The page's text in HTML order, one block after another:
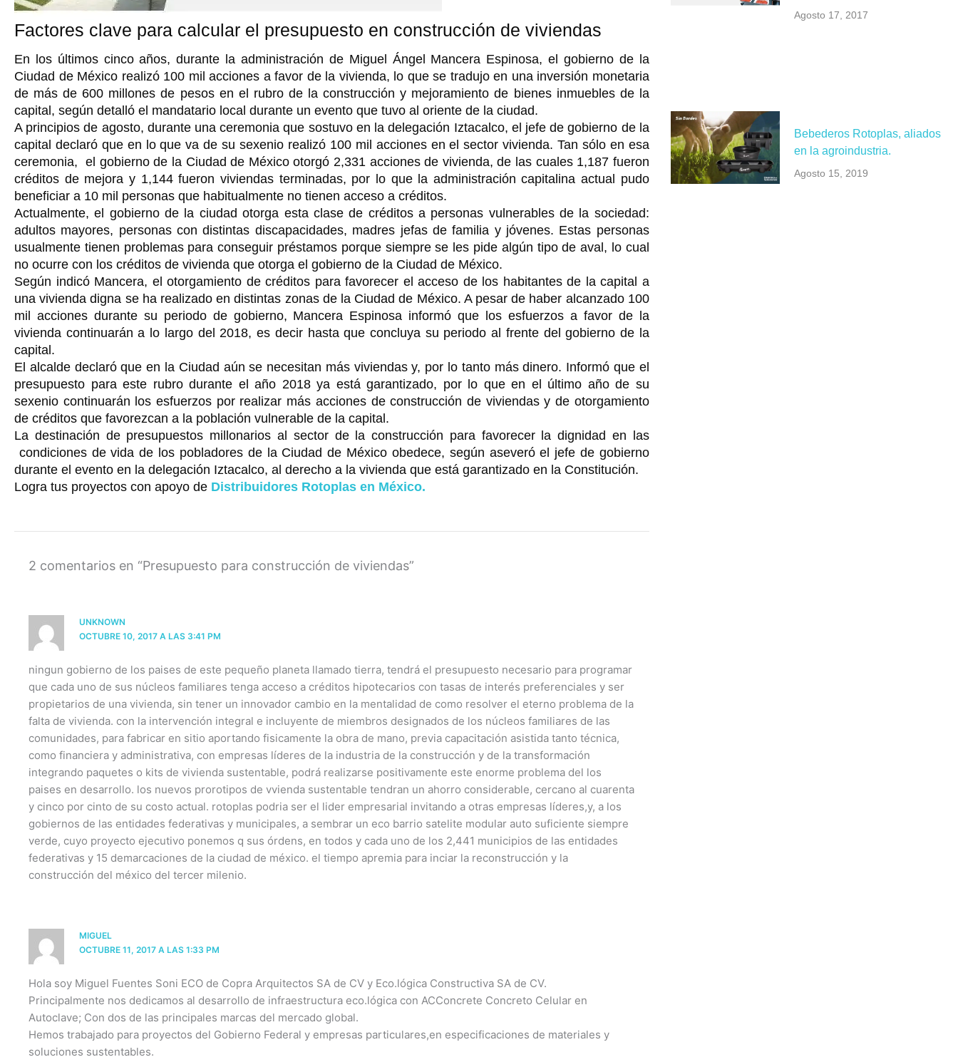
Factores clave para calcular el presupuesto en construcción de viviendas
En los últimos cinco años, durante la administración de Miguel Ángel Mancera Espinosa, el gobierno de la
Ciudad de México realizó 100 mil acciones a favor de la vivienda, lo que se tradujo en una inversión monetaria
de más de 600 millones de pesos en el rubro de la construcción y mejoramiento de bienes inmuebles de la
capital, según detalló el mandatario local durante un evento que tuvo al oriente de la ciudad.
A principios de agosto, durante una ceremonia que sostuvo en la delegación Iztacalco, el jefe de gobierno de la
capital declaró que en lo que va de su sexenio realizó 100 mil acciones en el sector vivienda. Tan sólo en esa
ceremonia, el gobierno de la Ciudad de México otorgó 2,331 acciones de vivienda, de las cuales 1,187 fueron
créditos de mejora y 1,144 fueron viviendas terminadas, por lo que la administración capitalina actual pudo
beneficiar a 10 mil personas que habitualmente no tienen acceso a créditos.
Actualmente, el gobierno de la ciudad otorga esta clase de créditos a personas vulnerables de la sociedad:
adultos mayores, personas con distintas discapacidades, madres jefas de familia y jóvenes. Estas personas
usualmente tienen problemas para conseguir préstamos porque siempre se les pide algún tipo de aval, lo cual
no ocurre con los créditos de vivienda que otorga el gobierno de la Ciudad de México.
Según indicó Mancera, el otorgamiento de créditos para favorecer el acceso de los habitantes de la capital a
una vivienda digna se ha realizado en distintas zonas de la Ciudad de México. A pesar de haber alcanzado 100
mil acciones durante su periodo de gobierno, Mancera Espinosa informó que los esfuerzos a favor de la
vivienda continuarán a lo largo del 2018, es decir hasta que concluya su periodo al frente del gobierno de la
capital.
El alcalde declaró que en la Ciudad aún se necesitan más viviendas y, por lo tanto más dinero. Informó que el
presupuesto para este rubro durante el año 2018 ya está garantizado, por lo que en el último año de su
sexenio continuarán los esfuerzos por realizar más acciones de construcción de viviendas y de otorgamiento
de créditos que favorezcan a la población vulnerable de la capital.
La destinación de presupuestos millonarios al sector de la construcción para favorecer la dignidad en las
condiciones de vida de los pobladores de la Ciudad de México obedece, según aseveró el jefe de gobierno
durante el evento en la delegación Iztacalco, al derecho a la vivienda que está garantizado en la Constitución.
Logra tus proyectos con apoyo de Distribuidores Rotoplas en México.
2 comentarios en “Presupuesto para construcción de viviendas”
UNKNOWN
OCTUBRE 10, 2017 A LAS 3:41 PM
ningun gobierno de los paises de este pequeño planeta llamado tierra, tendrá el presupuesto necesario para programar
que cada uno de sus núcleos familiares tenga acceso a créditos hipotecarios con tasas de interés preferenciales y ser
propietarios de una vivienda, sin tener un innovador cambio en la mentalidad de como resolver el eterno problema de la
falta de vivienda. con la intervención integral e incluyente de miembros designados de los núcleos familiares de las
comunidades, para fabricar en sitio aportando fisicamente la obra de mano, previa capacitación asistida tanto técnica,
como financiera y administrativa, con empresas líderes de la industria de la construcción y de la transformación
integrando paquetes o kits de vivienda sustentable, podrá realizarse positivamente este enorme problema del los
paises en desarrollo. los nuevos prorotipos de vvienda sustentable tendran un ahorro considerable, cercano al cuarenta
y cinco por cinto de su costo actual. rotoplas podria ser el lider empresarial invitando a otras empresas líderes,y, a los
gobiernos de las entidades federativas y municipales, a sembrar un eco barrio satelite modular auto suficiente siempre
verde, cuyo proyecto ejecutivo ponemos q sus órdens, en todos y cada uno de los 2,441 municipios de las entidades
federativas y 15 demarcaciones de la ciudad de méxico. el tiempo apremia para inciar la reconstrucción y la
construcción del méxico del tercer milenio.
MIGUEL
OCTUBRE 11, 2017 A LAS 1:33 PM
Hola soy Miguel Fuentes Soni ECO de Copra Arquitectos SA de CV y Eco.lógica Constructiva SA de CV.
Principalmente nos dedicamos al desarrollo de infraestructura eco.lógica con ACConcrete Concreto Celular en
Autoclave; Con dos de las principales marcas del mercado global.
Hemos trabajado para proyectos del Gobierno Federal y empresas particulares,en especificaciones de materiales y
soluciones sustentables.
Agosto 17, 2017
Bebederos Rotoplas, aliados
en la agroindustria.
Agosto 15, 2019